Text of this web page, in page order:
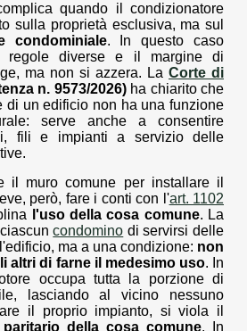
quando il condizionatore
sulla proprietà esclusiva, ma sul
condominiale. In questo caso
regole diverse e il margine di
ma non si azzera. La Corte di
n. 9573/2026)ha chiarito che
di un edificio non ha una funzione
serve anche a consentire
fili e impianti a servizio delle
il muro comune per installare il
però, fare i conti con l'art. 1102
l'uso della cosa comune. La
ciascuncondomino di servirsi delle
ma a una condizione: non
altri di farne il medesimo uso. In
occupa tutta la porzione di
lasciando al vicino nessuno
il proprio impianto, si viola il
della cosa comune. In